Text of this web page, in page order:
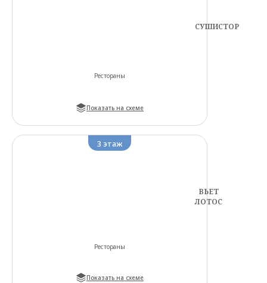
СУШИСТОР
Рестораны
Показать на схеме
3 этаж
ВЬЕТ
ЛОТОС
Рестораны
Показать на схеме